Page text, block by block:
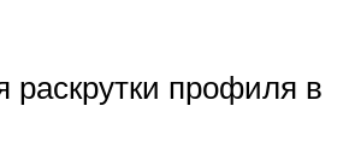
профиля в